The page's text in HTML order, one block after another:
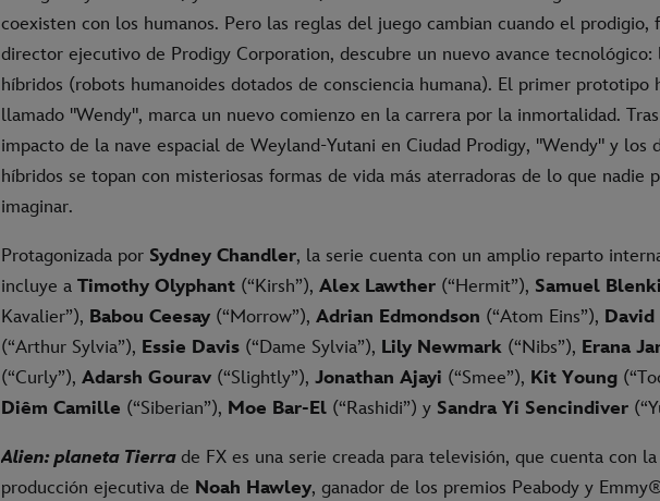
coexisten con los humanos. Pero las reglas del juego cambian cuando el prodigio,
director ejecutivo de Prodigy Corporation, descubre un nuevo avance tecnológico:
híbridos (robots humanoides dotados de consciencia humana). El primer prototipo
llamado "Wendy", marca un nuevo comienzo en la carrera por la inmortalidad.
impacto de la nave espacial de Weyland-Yutani en Ciudad Prodigy, "Wendy" y los
híbridos se topan con misteriosas formas de vida más aterradoras de lo que nadie
imaginar.
Protagonizada por Sydney Chandler, la serie cuenta con un amplio reparto
incluye a Timothy Olyphant (“Kirsh”), Alex Lawther (“Hermit”), Samuel
Kavalier”), Babou Ceesay (“Morrow”), Adrian Edmondson (“Atom Eins”), David
(“Arthur Sylvia”), Essie Davis (“Dame Sylvia”), Lily Newmark (“Nibs”), Erana
(“Curly”), Adarsh Gourav (“Slightly”), Jonathan Ajayi (“Smee”), Kit Young
Diêm Camille (“Siberian”), Moe Bar-El (“Rashidi”) y Sandra Yi Sencindiver
Alien: planeta Tierra de FX es una serie creada para televisión, que cuenta con la
producción ejecutiva de Noah Hawley, ganador de los premios Peabody y